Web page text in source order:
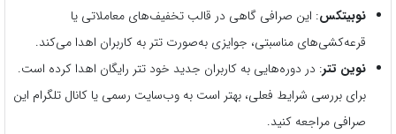
نوبیتکس: این صرافی گاهی در قالب تخفیف‌های معاملاتی یا
قرعه‌کشی‌های مناسبتی، جوایزی به‌صورت تتر به کاربران اهدا می‌کند.
نوین تتر: در دوره‌هایی به کاربران جدید خود تتر رایگان اهدا کرده است.
برای بررسی شرایط فعلی، بهتر است به وب‌سایت رسمی یا کانال تلگرام این
صرافی مراجعه کنید.